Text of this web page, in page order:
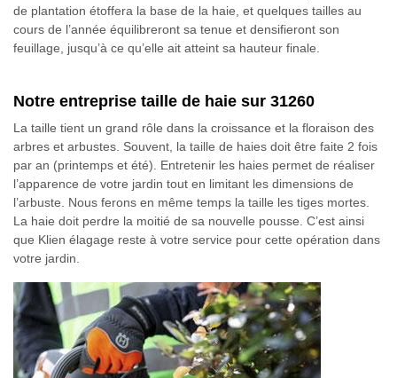
de plantation étoffera la base de la haie, et quelques tailles au
cours de l’année équilibreront sa tenue et densifieront son
feuillage, jusqu’à ce qu’elle ait atteint sa hauteur finale.
Notre entreprise taille de haie sur 31260
La taille tient un grand rôle dans la croissance et la floraison des
arbres et arbustes. Souvent, la taille de haies doit être faite 2 fois
par an (printemps et été). Entretenir les haies permet de réaliser
l’apparence de votre jardin tout en limitant les dimensions de
l’arbuste. Nous ferons en même temps la taille les tiges mortes.
La haie doit perdre la moitié de sa nouvelle pousse. C’est ainsi
que Klien élagage reste à votre service pour cette opération dans
votre jardin.